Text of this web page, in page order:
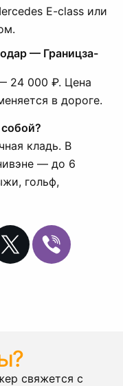
E-class или
— Границза-
24 000 ₽. Цена
в дороге.
кладь. В
— до 6
гольф,
свяжется с